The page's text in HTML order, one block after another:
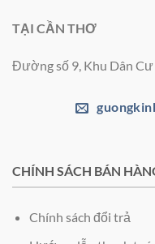
TẠI CẦN THƠ
Đường số 9, Khu Dân Cư
CHÍNH SÁCH BÁN
Chính sách đổi trả